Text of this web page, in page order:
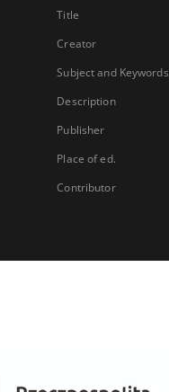
Title
Creator
Subject and Keywords
Description
Publisher
Place of ed.
Contributor